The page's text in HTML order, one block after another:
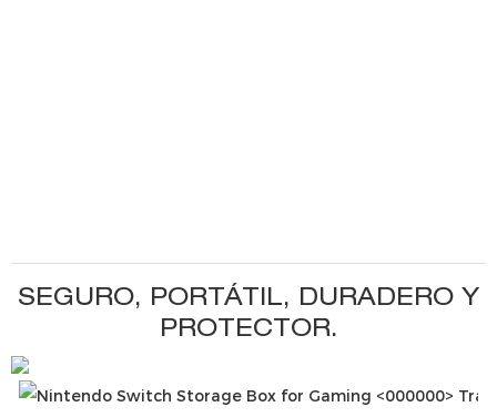
SEGURO, PORTÁTIL, DURADERO Y
PROTECTOR.